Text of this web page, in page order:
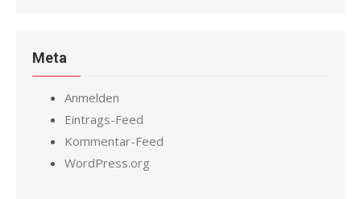
Meta
Anmelden
Eintrags-Feed
Kommentar-Feed
WordPress.org